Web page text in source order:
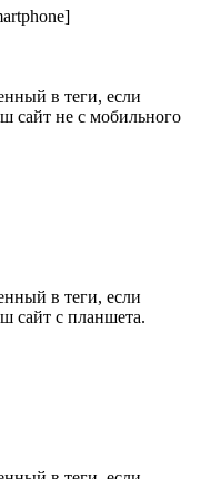
в теги, если
сайт не с мобильного
в теги, если
сайт с планшета.